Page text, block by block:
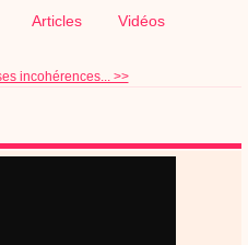
Articles Vidéos
incohérences... >>